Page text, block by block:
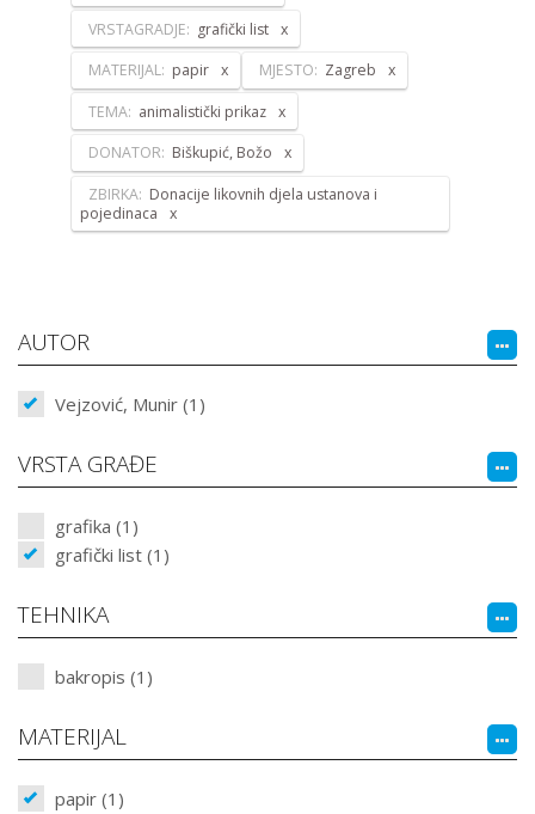
VRSTAGRADJE: grafički list
MATERIJAL: papir MJESTO: Zagreb
TEMA: animalistički prikaz
DONATOR: Biškupić, Božo
ZBIRKA: Donacije likovnih djela ustanova i
pojedinaca
AUTOR
Vejzović, Munir (1)
VRSTA GRAĐE
grafika (1)
grafički list (1)
TEHNIKA
bakropis (1)
MATERIJAL
papir (1)